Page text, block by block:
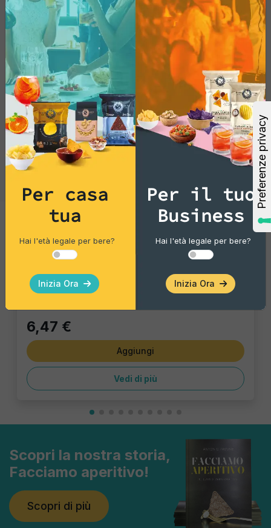
Cocktails
Gin Flower 14% Vol 100 Ml
Pezzo Singolo
6,47 €
Aggiungi
Vedi di più
Scopri la nostra storia,
Facciamo aperitivo!
Scopri di più
Per casa
tua
Hai l'età legale per bere?
Inizia Ora
Per il tuo
Business
Hai l'età legale per bere?
Inizia Ora